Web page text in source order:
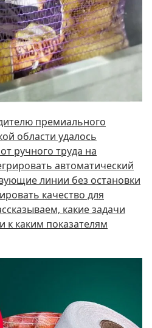
премиального
области удалось
ручного труда на
автоматический
линии без остановки
качество для
какие задачи
к каким показателям